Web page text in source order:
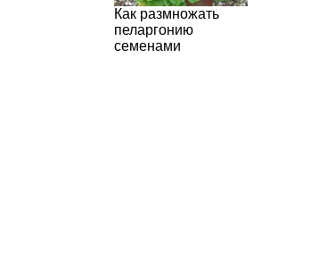
Как размножать
пеларгонию
семенами